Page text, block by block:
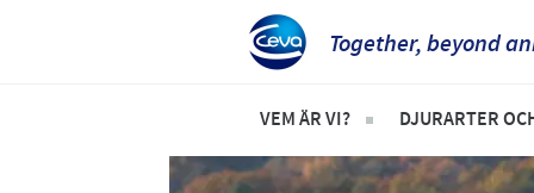
Together, beyond
VEM ÄR VI?
Ceva i Sverige
DJURARTER
Produktlista